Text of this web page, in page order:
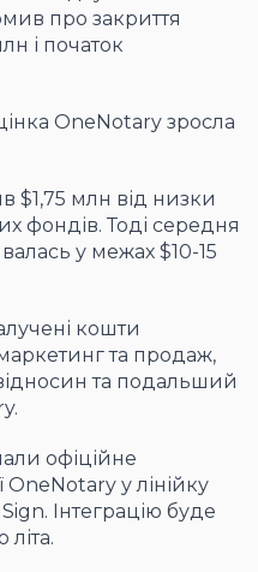
про закриття
і початок
OneNotary зросла
$1,75 млн від низки
фондів. Тоді середня
у межах $10-15
кошти
та продаж,
та подальший
офіційне
OneNotary у лінійку
Інтеграцію буде